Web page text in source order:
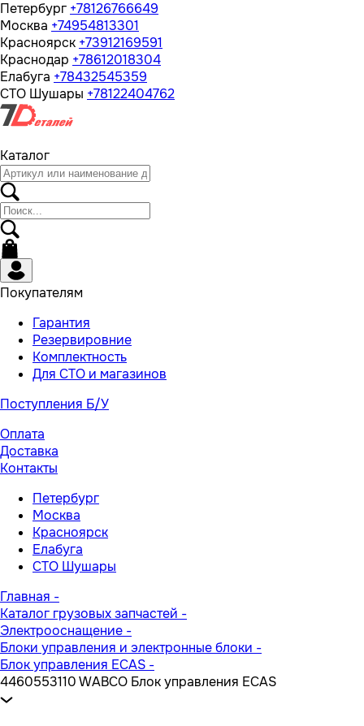
Петербург +78126766649
Москва +74954813301
Красноярск +73912169591
Краснодар +78612018304
Елабуга +78432545359
СТО Шушары +78122404762
Каталог
Покупателям
Гарантия
Резервировние
Комплектность
Для СТО и магазинов
Поступления Б/У
Оплата
Доставка
Контакты
Петербург
Москва
Красноярск
Елабуга
СТО Шушары
Главная -
Каталог грузовых запчастей -
Электрооснащение -
Блоки управления и электронные блоки -
Блок управления ECAS -
4460553110 WABCO Блок управления ECAS